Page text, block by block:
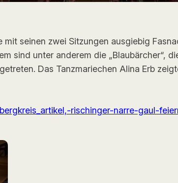
seinen zwei Sitzungen ausgiebig
sind unter anderem die „Blaubärcher“,
Das Tanzmariechen Alina Erb
rischinger-narre-gaul-